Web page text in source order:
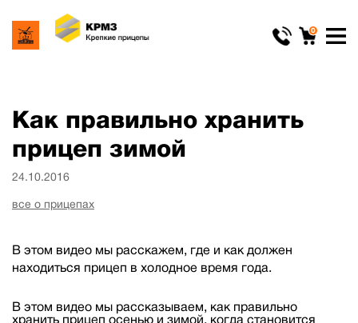
0
Как правильно хранить
прицеп зимой
24.10.2016
все о прицепах
В этом видео мы расскажем, где и как должен
находиться прицеп в холодное время года.
В этом видео мы рассказываем, как правильно
хранить прицеп осенью и зимой, когда становится